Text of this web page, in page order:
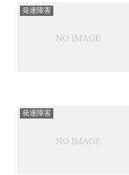
発達障害
発達障害